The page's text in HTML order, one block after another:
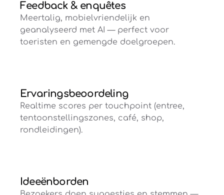
Feedback & enquêtes
Meertalig, mobielvriendelijk en
geanalyseerd met AI — perfect voor
toeristen en gemengde doelgroepen.
Ervaringsbeoordeling
Realtime scores per touchpoint (entree,
tentoonstellingszones, café, shop,
rondleidingen).
Ideeënborden